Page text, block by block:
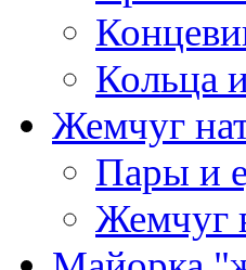
Кольца
Жемчуг
Пары и
Жемчуг